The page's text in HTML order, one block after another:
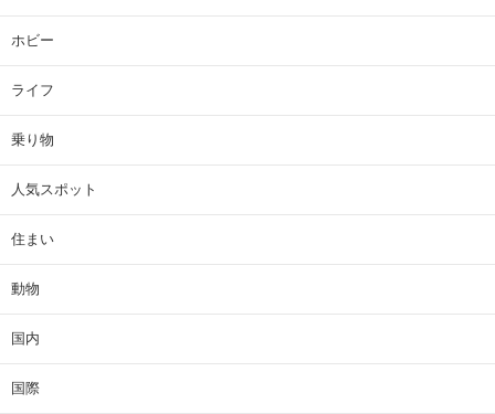
ホビー
ライフ
乗り物
人気スポット
住まい
動物
国内
国際